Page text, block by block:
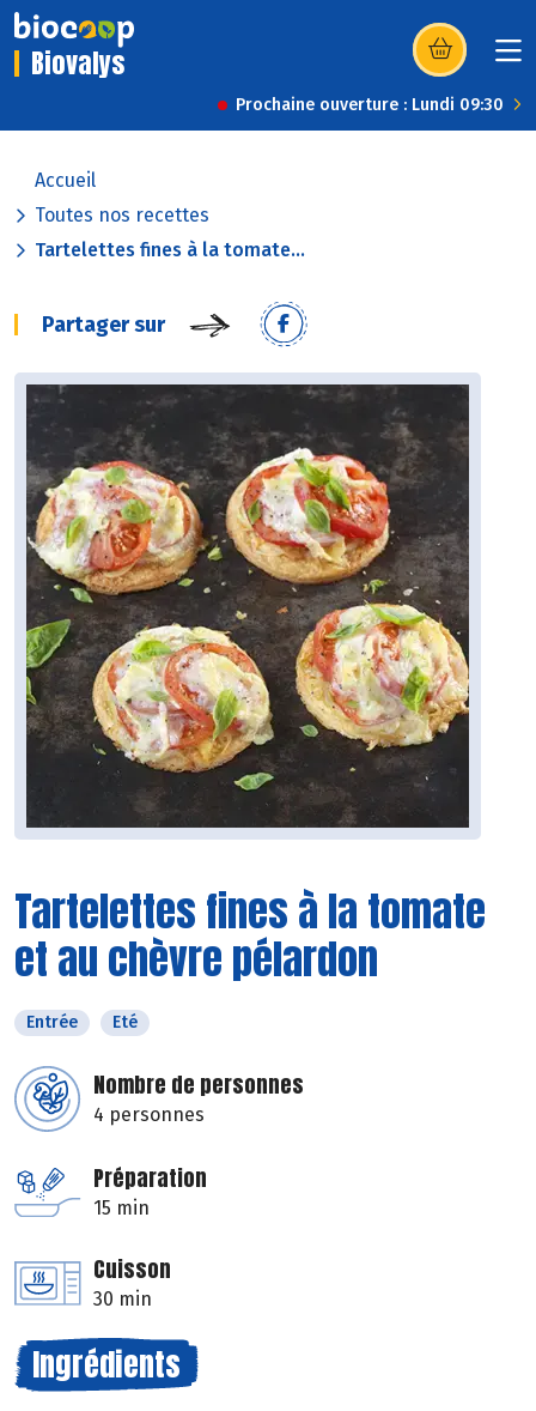
Biovalys (s’ouvre dans
Prochaine ouverture : Lundi 09:30
Accueil
Toutes nos recettes
Tartelettes fines à la tomate...
Partager sur
Tartelettes fines à la tomate
et au chèvre pélardon
Entrée Eté
Nombre de personnes
4 personnes
Préparation
15 min
Cuisson
30 min
Ingrédients